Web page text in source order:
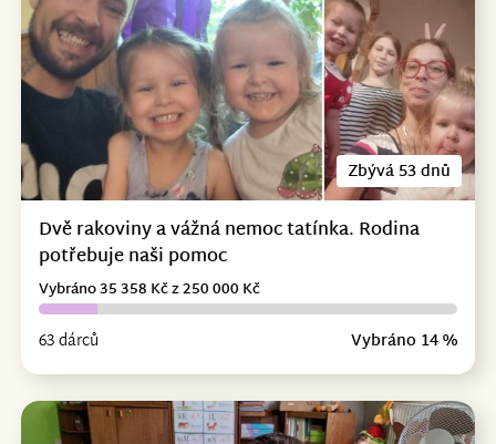
Zbývá 53 dnů
Dvě rakoviny a vážná nemoc tatínka. Rodina
potřebuje naši pomoc
63 dárců Vybráno 14 %
Vybráno 35 358 Kč z 250 000 Kč